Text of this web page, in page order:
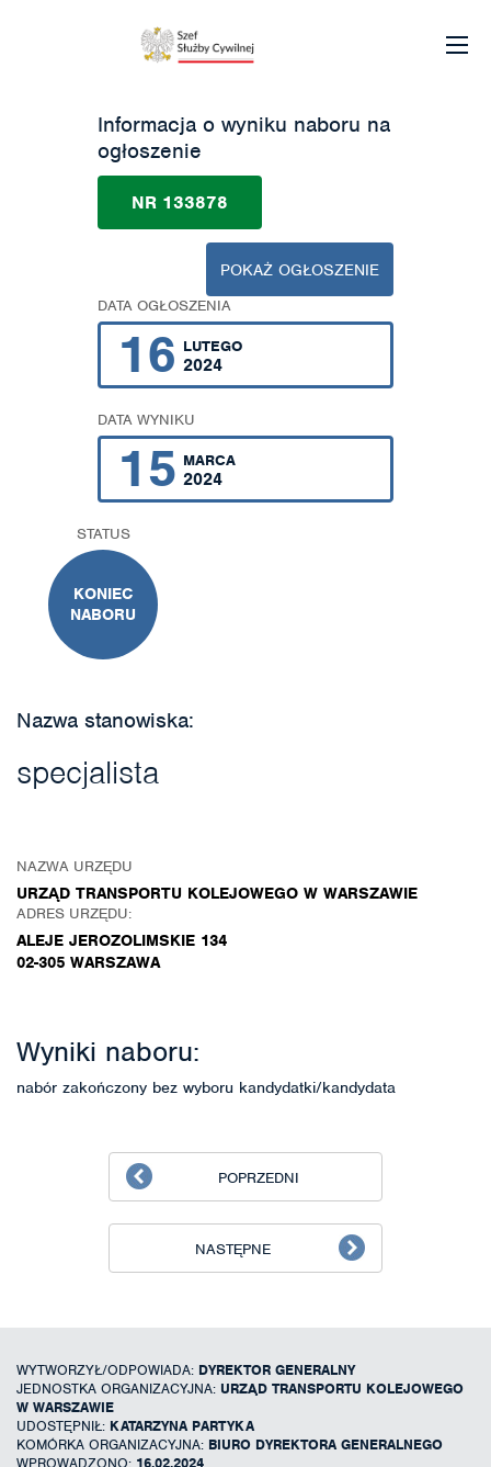
Informacja o wyniku naboru na
ogłoszenie
NR 133878
POKAŻ OGŁOSZENIE
DATA OGŁOSZENIA
16 LUTEGO
2024
DATA WYNIKU
15 MARCA
2024
STATUS
KONIEC
NABORU
Nazwa stanowiska:
specjalista
NAZWA URZĘDU
URZĄD TRANSPORTU KOLEJOWEGO W WARSZAWIE
ADRES URZĘDU:
ALEJE JEROZOLIMSKIE 134
02-305 WARSZAWA
Wyniki naboru:
nabór zakończony bez wyboru kandydatki/kandydata
POPRZEDNI
NASTĘPNE
WYTWORZYŁ/ODPOWIADA: DYREKTOR GENERALNY
JEDNOSTKA ORGANIZACYJNA: URZĄD TRANSPORTU KOLEJOWEGO
W WARSZAWIE
UDOSTĘPNIŁ: KATARZYNA PARTYKA
KOMÓRKA ORGANIZACYJNA: BIURO DYREKTORA GENERALNEGO
WPROWADZONO: 16.02.2024